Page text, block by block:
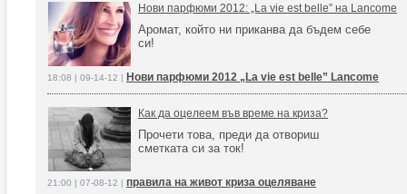
Нови парфюми 2012: „La vie est belle” на Lancоme
Аромат, който ни приканва да бъдем себе
си!
18:08 | 09-14-12 | Нови парфюми 2012 „La vie est belle” Lancоme
Как да оцелеем във време на криза?
Прочети това, преди да отвориш
сметката си за ток!
21:00 | 07-08-12 | правила на живот криза оцеляване